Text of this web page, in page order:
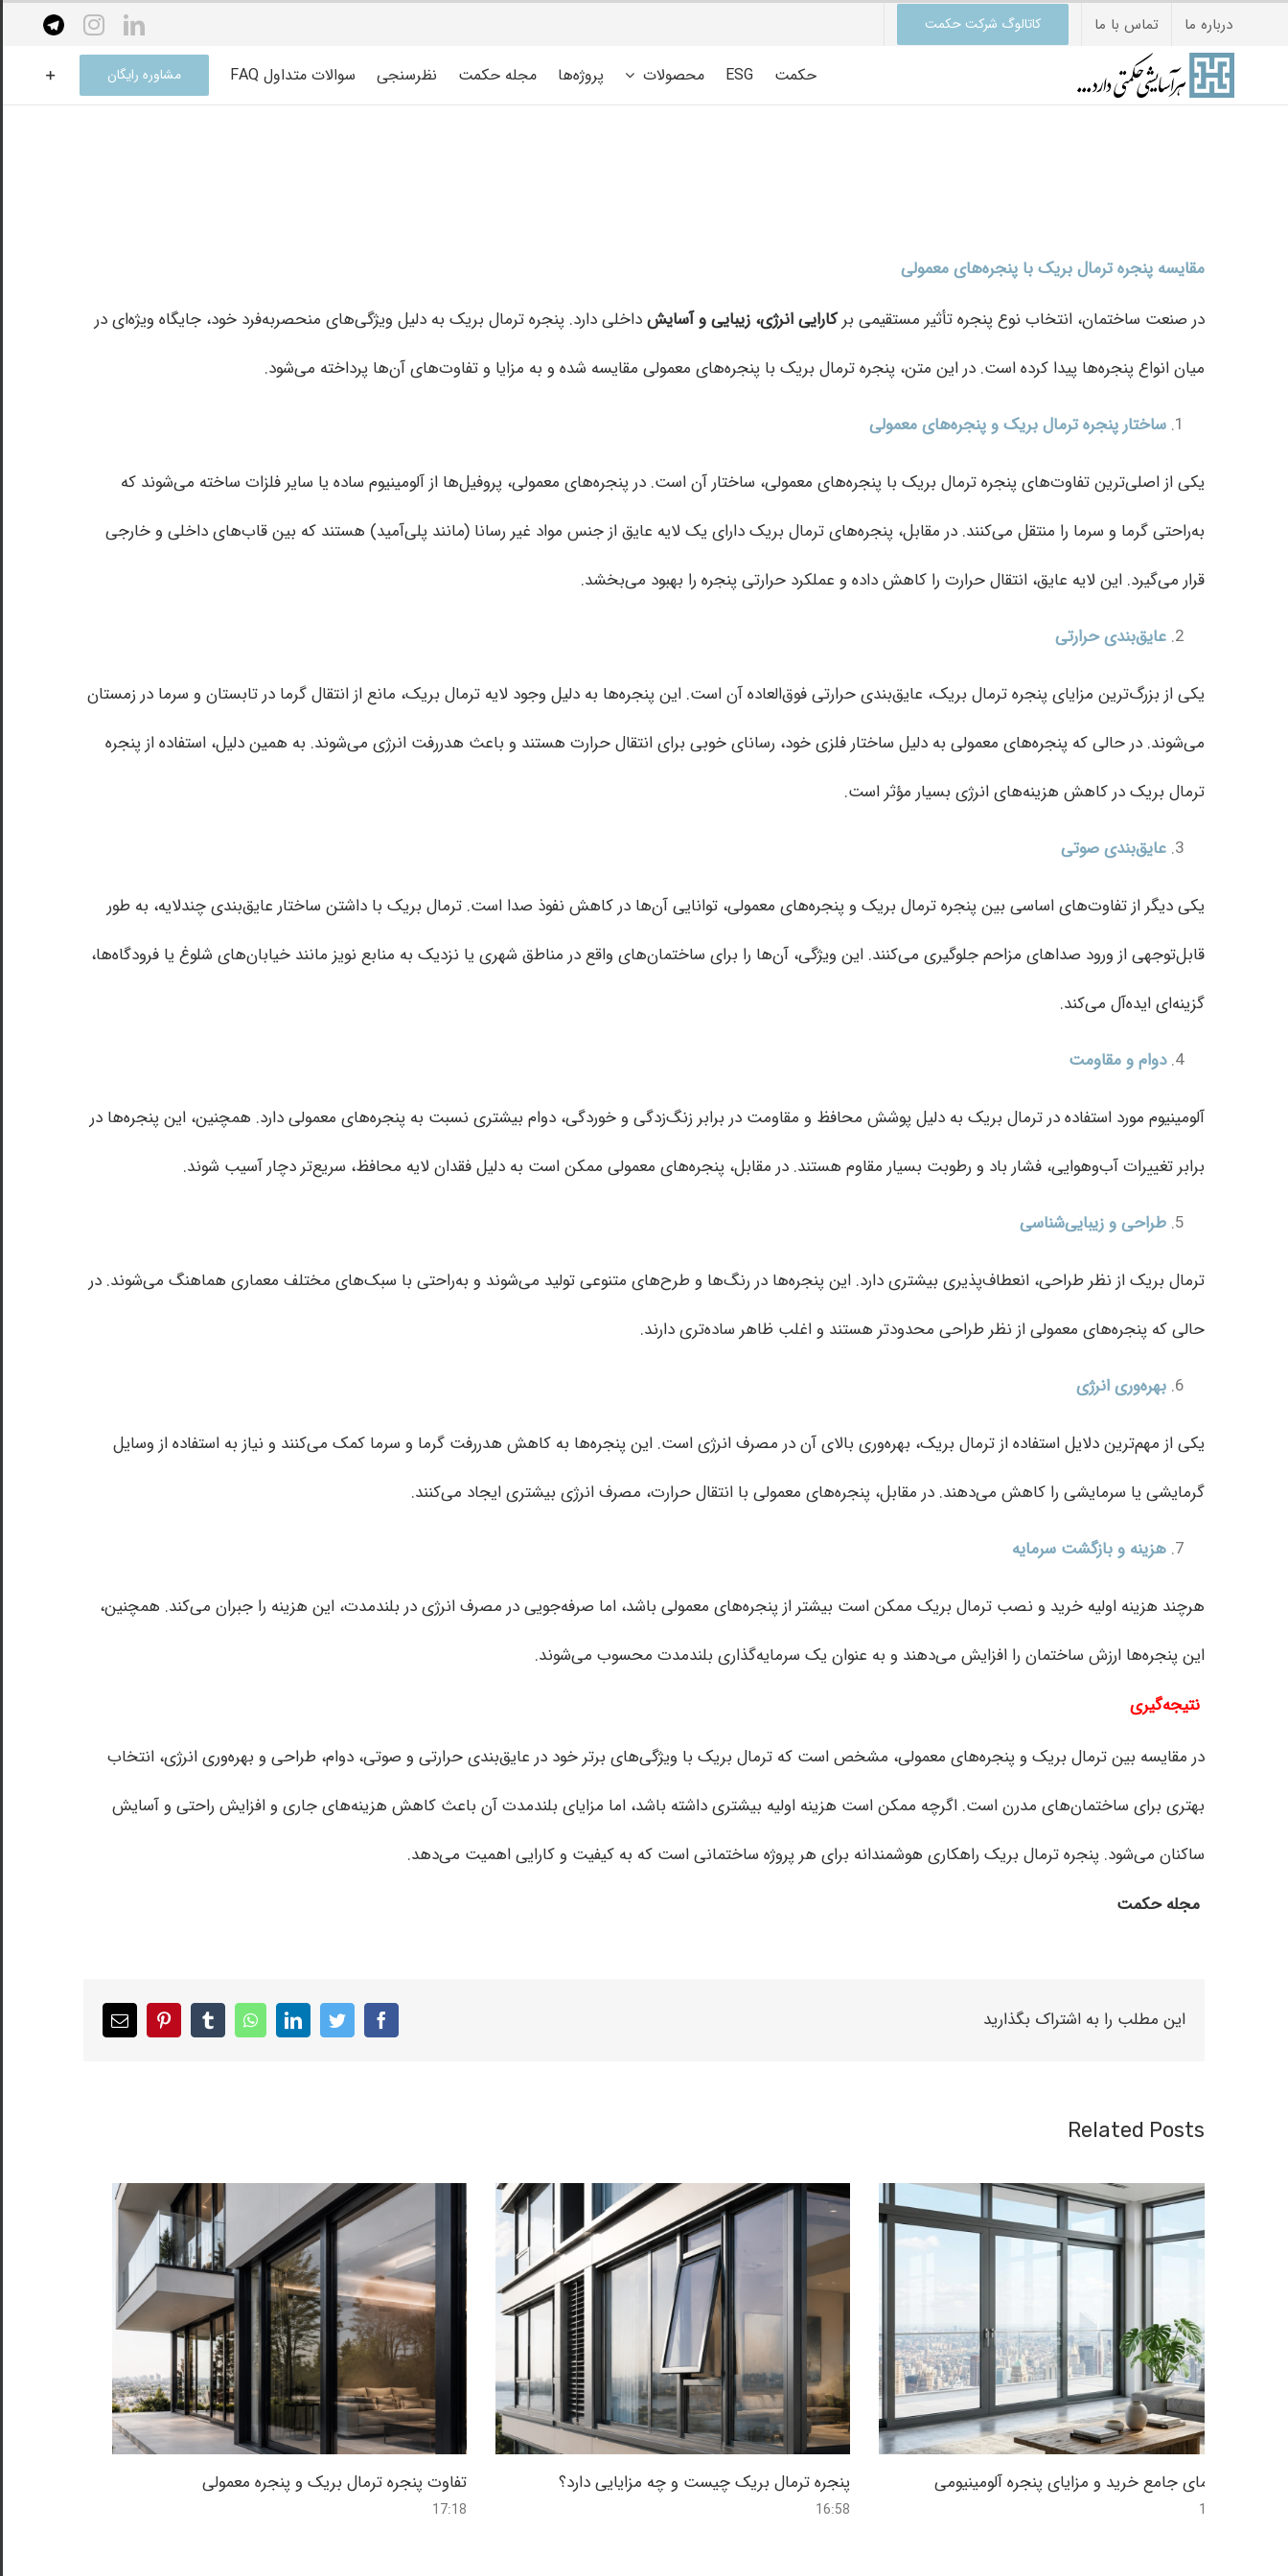
درباره ما تماس با ما کاتالوگ شرکت حکمت linkedin
instagram
حکمت ESG محصولات پروژه‌ها مجله حکمت نظرسنجی سوالات متداول FAQ مشاوره رایگان
مقایسه پنجره ترمال بریک با پنجره‌های معمولی
در صنعت ساختمان، انتخاب نوع پنجره تأثیر مستقیمی برکارایی انرژی، زیبایی و آسایشداخلی دارد. پنجره ترمال بریک به دلیل ویژگی‌های منحصربه‌فرد خود، جایگاه ویژه‌ای در
میان انواع پنجره‌ها پیدا کرده است. در این متن، پنجره ترمال بریک با پنجره‌های معمولی مقایسه شده و به مزایا و تفاوت‌های آن‌ها پرداخته می‌شود.
ساختار پنجره ترمال بریک و پنجره‌های معمولی
یکی از اصلی‌ترین تفاوت‌های پنجره ترمال بریک با پنجره‌های معمولی، ساختار آن است. در پنجره‌های معمولی، پروفیل‌ها از آلومینیوم ساده یا سایر فلزات ساخته می‌شوند که
به‌راحتی گرما و سرما را منتقل می‌کنند. در مقابل، پنجره‌های ترمال بریک دارای یک لایه عایق از جنس مواد غیر رسانا (مانند پلی‌آمید) هستند که بین قاب‌های داخلی و خارجی
قرار می‌گیرد. این لایه عایق، انتقال حرارت را کاهش داده و عملکرد حرارتی پنجره را بهبود می‌بخشد.
عایق‌بندی حرارتی
یکی از بزرگ‌ترین مزایای پنجره ترمال بریک، عایق‌بندی حرارتی فوق‌العاده آن است. این پنجره‌ها به دلیل وجود لایه ترمال بریک، مانع از انتقال گرما در تابستان و سرما در زمستان
می‌شوند. در حالی که پنجره‌های معمولی به دلیل ساختار فلزی خود، رسانای خوبی برای انتقال حرارت هستند و باعث هدررفت انرژی می‌شوند. به همین دلیل، استفاده از پنجره
ترمال بریک در کاهش هزینه‌های انرژی بسیار مؤثر است.
عایق‌بندی صوتی
یکی دیگر از تفاوت‌های اساسی بین پنجره ترمال بریک و پنجره‌های معمولی، توانایی آن‌ها در کاهش نفوذ صدا است. ترمال بریک با داشتن ساختار عایق‌بندی چندلایه، به طور
قابل‌توجهی از ورود صداهای مزاحم جلوگیری می‌کنند. این ویژگی، آن‌ها را برای ساختمان‌های واقع در مناطق شهری یا نزدیک به منابع نویز مانند خیابان‌های شلوغ یا فرودگاه‌ها،
گزینه‌ای ایده‌آل می‌کند.
دوام و مقاومت
آلومینیوم مورد استفاده در ترمال بریک به دلیل پوشش محافظ و مقاومت در برابر زنگ‌زدگی و خوردگی، دوام بیشتری نسبت به پنجره‌های معمولی دارد. همچنین، این پنجره‌ها در
برابر تغییرات آب‌وهوایی، فشار باد و رطوبت بسیار مقاوم هستند. در مقابل، پنجره‌های معمولی ممکن است به دلیل فقدان لایه محافظ، سریع‌تر دچار آسیب شوند.
طراحی و زیبایی‌شناسی
ترمال بریک از نظر طراحی، انعطاف‌پذیری بیشتری دارد. این پنجره‌ها در رنگ‌ها و طرح‌های متنوعی تولید می‌شوند و به‌راحتی با سبک‌های مختلف معماری هماهنگ می‌شوند. در
حالی که پنجره‌های معمولی از نظر طراحی محدودتر هستند و اغلب ظاهر ساده‌تری دارند.
بهره‌وری انرژی
یکی از مهم‌ترین دلایل استفاده از ترمال بریک، بهره‌وری بالای آن در مصرف انرژی است. این پنجره‌ها به کاهش هدررفت گرما و سرما کمک می‌کنند و نیاز به استفاده از وسایل
گرمایشی یا سرمایشی را کاهش می‌دهند. در مقابل، پنجره‌های معمولی با انتقال حرارت، مصرف انرژی بیشتری ایجاد می‌کنند.
هزینه و بازگشت سرمایه
هرچند هزینه اولیه خرید و نصب ترمال بریک ممکن است بیشتر از پنجره‌های معمولی باشد، اما صرفه‌جویی در مصرف انرژی در بلندمدت، این هزینه را جبران می‌کند. همچنین،
این پنجره‌ها ارزش ساختمان را افزایش می‌دهند و به عنوان یک سرمایه‌گذاری بلندمدت محسوب می‌شوند.
نتیجه‌گیری
در مقایسه بین ترمال بریک و پنجره‌های معمولی، مشخص است که ترمال بریک با ویژگی‌های برتر خود در عایق‌بندی حرارتی و صوتی، دوام، طراحی و بهره‌وری انرژی، انتخاب
بهتری برای ساختمان‌های مدرن است. اگرچه ممکن است هزینه اولیه بیشتری داشته باشد، اما مزایای بلندمدت آن باعث کاهش هزینه‌های جاری و افزایش راحتی و آسایش
ساکنان می‌شود. پنجره ترمال بریک راهکاری هوشمندانه برای هر پروژه ساختمانی است که به کیفیت و کارایی اهمیت می‌دهد.
مجله حکمت
این مطلب را به اشتراک بگذارید facebook
twitter
linkedin
whatsapp
tumblr
pinterest
Email
Related Posts
تفاوت پنجره ترمال بریک و پنجره معمولی
17:18
پنجره ترمال بریک چیست و چه مزایایی دارد؟
16:58
راهنمای جامع خرید و مزایای پنجره آلومینیومی
12:47